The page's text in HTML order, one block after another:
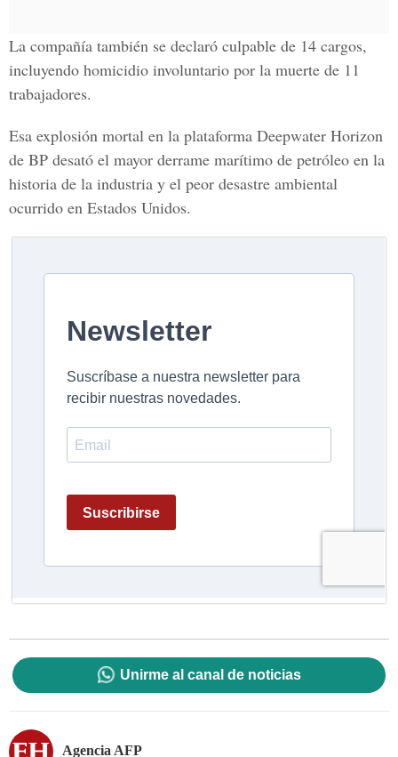
La compañía también se declaró culpable de 14 cargos,
incluyendo homicidio involuntario por la muerte de 11
trabajadores.
Esa explosión mortal en la plataforma Deepwater Horizon
de BP desató el mayor derrame marítimo de petróleo en la
historia de la industria y el peor desastre ambiental
ocurrido en Estados Unidos.
Unirme al canal de noticias
Agencia AFP